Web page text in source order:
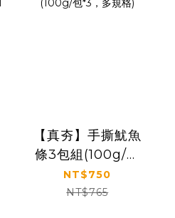
【真夯】手撕魷魚
條3包組(100g/包
*3，多規格)
NT$750
NT$765